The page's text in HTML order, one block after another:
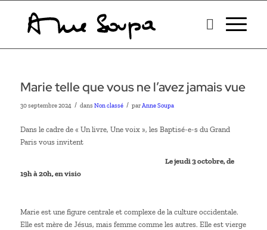
Marie telle que vous ne l’avez jamais vue
30 septembre 2024 / dansNon classé / parAnne Soupa
Dans le cadre de « Un livre, Une voix », les Baptisé-e-s du Grand
Paris vous invitent
Le jeudi 3 octobre, de
19h à 20h, en visio
Marie est une figure centrale et complexe de la culture occidentale.
Elle est mère de Jésus, mais femme comme les autres. Elle est vierge